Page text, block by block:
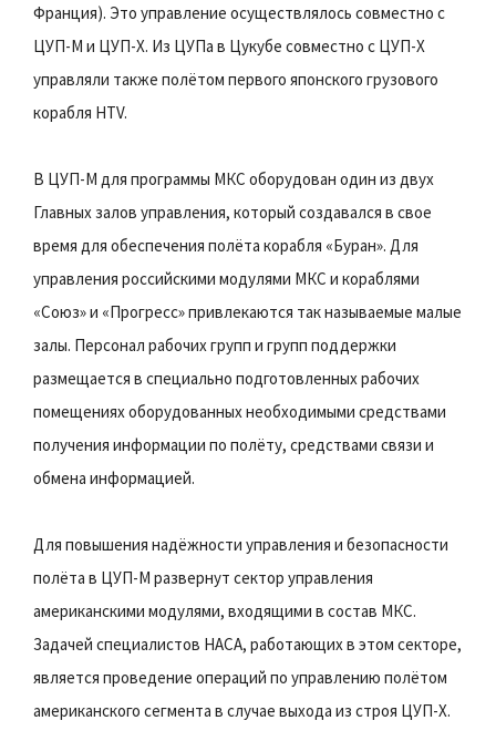
Франция). Это управление осуществлялось совместно с
ЦУП-М и ЦУП-Х. Из ЦУПа в Цукубе совместно с ЦУП-Х
управляли также полётом первого японского грузового
корабля HTV.
В ЦУП-М для программы МКС оборудован один из двух
Главных залов управления, который создавался в свое
время для обеспечения полёта корабля «Буран». Для
управления российскими модулями МКС и кораблями
«Союз» и «Прогресс» привлекаются так называемые малые
залы. Персонал рабочих групп и групп поддержки
размещается в специально подготовленных рабочих
помещениях оборудованных необходимыми средствами
получения информации по полёту, средствами связи и
обмена информацией.
Для повышения надёжности управления и безопасности
полёта в ЦУП-М развернут сектор управления
американскими модулями, входящими в состав МКС.
Задачей специалистов НАСА, работающих в этом секторе,
является проведение операций по управлению полётом
американского сегмента в случае выхода из строя ЦУП-Х.